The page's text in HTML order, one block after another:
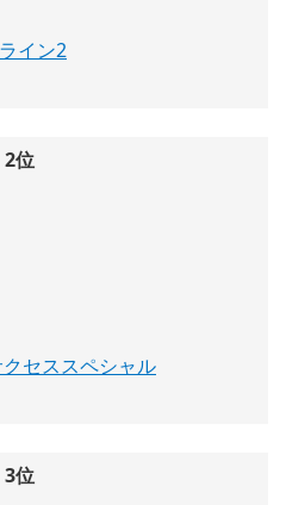
イン2
2位
セススペシャル
3位